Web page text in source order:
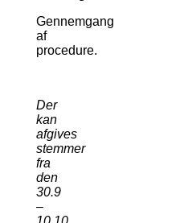
Gennemgang
af
procedure.
Der
kan
afgives
stemmer
fra
den
30.9
–